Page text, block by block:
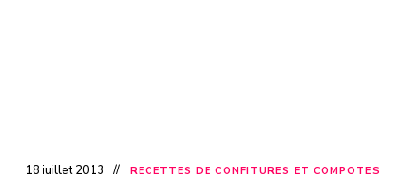
18 juillet 2013 RECETTES DE CONFITURES ET COMPOTES